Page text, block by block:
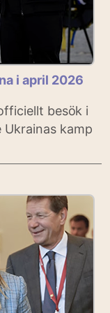
i april 2026
besök i
Ukrainas kamp